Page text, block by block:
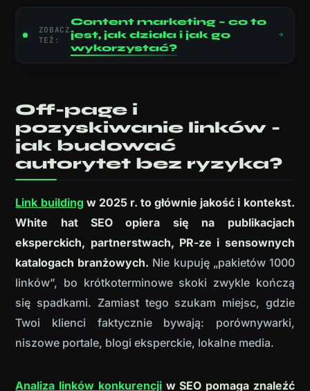
ZOBACZ
TEŻ:
Content marketing – co to
jest, jak działa i jak go
wykorzystać?
Off-page i
pozyskiwanie linków -
jak budować
autorytet bez ryzyka?
Link buildingw 2025 r. to głównie jakość i kontekst.
White hat SEO opiera się na publikacjach
eksperckich, partnerstwach, PR-ze i sensownych
katalogach branżowych. Nie kupuję „pakietów 1000
linków”, bo krótkoterminowe skoki zwykle kończą
się spadkami. Zamiast tego szukam miejsc, gdzie
Twoi klienci faktycznie bywają: porównywarki,
niszowe portale, blogi eksperckie, lokalne media.
Analiza linków konkurencjiw SEO pomaga znaleźć